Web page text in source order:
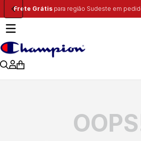
Frete Grátispara região Sudeste em